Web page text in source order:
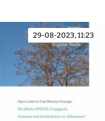
29-08-2023, 11:23